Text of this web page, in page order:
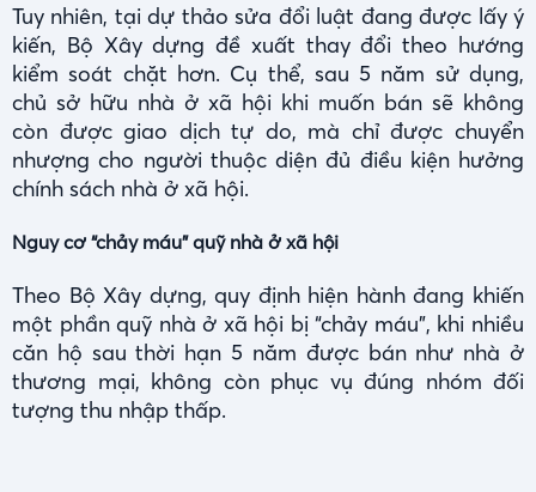
Tuy nhiên, tại dự thảo sửa đổi luật đang được lấy ý
kiến, Bộ Xây dựng đề xuất thay đổi theo hướng
kiểm soát chặt hơn. Cụ thể, sau 5 năm sử dụng,
chủ sở hữu nhà ở xã hội khi muốn bán sẽ không
còn được giao dịch tự do, mà chỉ được chuyển
nhượng cho người thuộc diện đủ điều kiện hưởng
chính sách nhà ở xã hội.
Nguy cơ “chảy máu” quỹ nhà ở xã hội
Theo Bộ Xây dựng, quy định hiện hành đang khiến
một phần quỹ nhà ở xã hội bị “chảy máu”, khi nhiều
căn hộ sau thời hạn 5 năm được bán như nhà ở
thương mại, không còn phục vụ đúng nhóm đối
tượng thu nhập thấp.